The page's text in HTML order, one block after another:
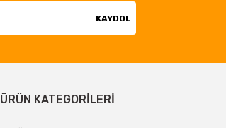
KAYDOL
ÜRÜN KATEGORİLERİ